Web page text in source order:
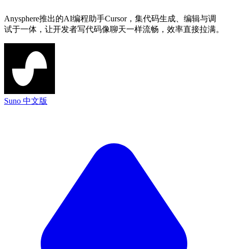
Anysphere推出的AI编程助手Cursor，集代码生成、编辑与调
试于一体，让开发者写代码像聊天一样流畅，效率直接拉满。
Suno 中文版